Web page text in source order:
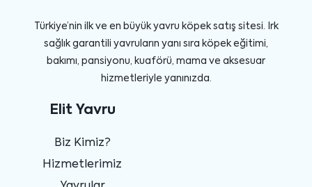
Türkiye’nin ilk ve en büyük yavru köpek satış sitesi. Irk
sağlık garantili yavruların yanı sıra köpek eğitimi,
bakımı, pansiyonu, kuaförü, mama ve aksesuar
hizmetleriyle yanınızda.
Elit Yavru
Biz Kimiz?
Hizmetlerimiz